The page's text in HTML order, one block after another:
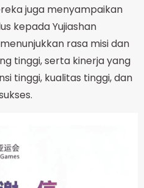
juga menyampaikan
kepada Yujiashan
rasa misi dan
tinggi, serta kinerja yang
tinggi, kualitas tinggi, dan